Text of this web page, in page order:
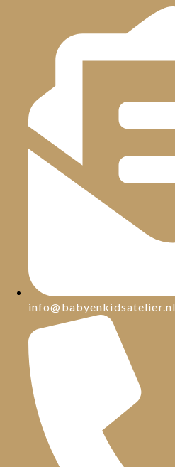
info@babyenkidsatelier.nl